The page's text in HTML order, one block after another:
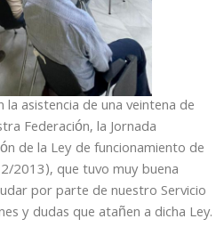
asistencia de una veintena de
Federación, la Jornada
de la Ley de funcionamiento de
2013), que tuvo muy buena
por parte de nuestro Servicio
y dudas que atañen a dicha Ley.